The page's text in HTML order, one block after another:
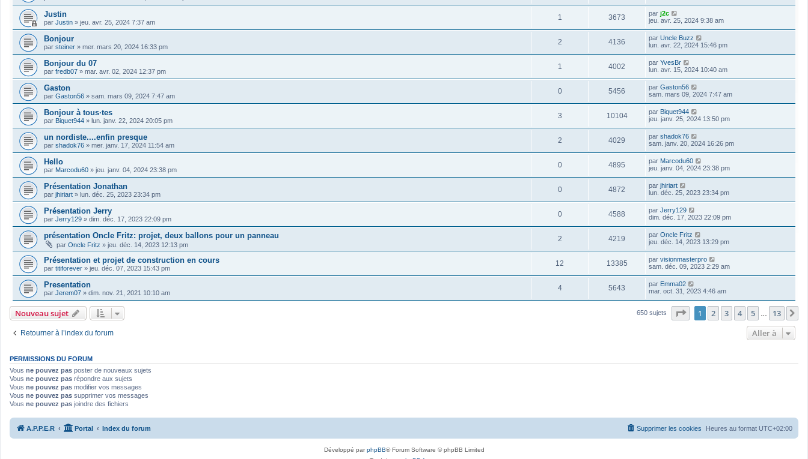
Justin
par Justin » jeu. avr. 25, 2024 7:37 am
1 3673 par j2c
jeu. avr. 25, 2024 9:38 am
Bonjour
par steiner » mer. mars 20, 2024 16:33 pm
2 4136 par Uncle Buzz
lun. avr. 22, 2024 15:46 pm
Bonjour du 07
par fredb07 » mar. avr. 02, 2024 12:37 pm
1 4002 par YvesBr
lun. avr. 15, 2024 10:40 am
Gaston
par Gaston56 » sam. mars 09, 2024 7:47 am
0 5456 par Gaston56
sam. mars 09, 2024 7:47 am
Bonjour à tous·tes
par Biquet944 » lun. janv. 22, 2024 20:05 pm
3 10104 par Biquet944
jeu. janv. 25, 2024 13:50 pm
un nordiste....enfin presque
par shadok76 » mer. janv. 17, 2024 11:54 am
2 4029 par shadok76
sam. janv. 20, 2024 16:26 pm
Hello
par Marcodu60 » jeu. janv. 04, 2024 23:38 pm
0 4895 par Marcodu60
jeu. janv. 04, 2024 23:38 pm
Présentation Jonathan
par jhiriart » lun. déc. 25, 2023 23:34 pm
0 4872 par jhiriart
lun. déc. 25, 2023 23:34 pm
Présentation Jerry
par Jerry129 » dim. déc. 17, 2023 22:09 pm
0 4588 par Jerry129
dim. déc. 17, 2023 22:09 pm
présentation Oncle Fritz: projet, deux ballons pour un panneau
par Oncle Fritz » jeu. déc. 14, 2023 12:13 pm
2 4219 par Oncle Fritz
jeu. déc. 14, 2023 13:29 pm
Présentation et projet de construction en cours
par titiforever » jeu. déc. 07, 2023 15:43 pm
12 13385 par visionmasterpro
sam. déc. 09, 2023 2:29 am
Presentation
par Jerem07 » dim. nov. 21, 2021 10:10 am
4 5643 par Emma02
mar. oct. 31, 2023 4:46 am
Nouveau sujet 650 sujets Page sur13
1 2 3 4 5 13
Retourner à l’index du forum Aller à
PERMISSIONS DU FORUM
Vous ne pouvez pas poster de nouveaux sujets
Vous ne pouvez pas répondre aux sujets
Vous ne pouvez pas modifier vos messages
Vous ne pouvez pas supprimer vos messages
Vous ne pouvez pas joindre des fichiers
A.P.P.E.R Portal Index du forum Heures au format UTC+02:00
Supprimer les cookies
Développé parphpBB® Forum Software © phpBB Limited